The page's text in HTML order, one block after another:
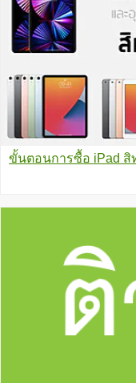
ขั้นตอนการซื้อ iPad